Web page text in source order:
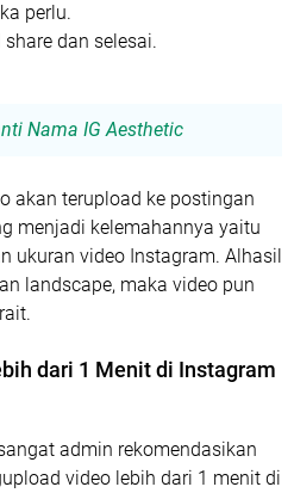
perlu.
dan selesai.
Nama IG Aesthetic
akan terupload ke postingan
menjadi kelemahannya yaitu
ukuran video Instagram. Alhasil
landscape, maka video pun
dari 1 Menit di Instagram
admin rekomendasikan
video lebih dari 1 menit di